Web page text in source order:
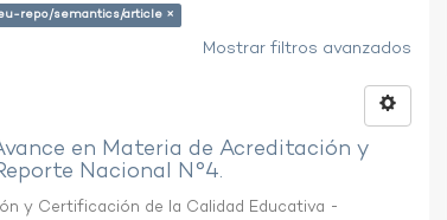
repo/semantics/article ×
Mostrar filtros avanzados
en Materia de Acreditación y
Nacional N°4.
y Certificación de la Calidad Educativa -